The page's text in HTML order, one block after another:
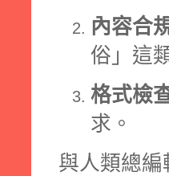
內容合
俗」這
格式檢
求。
與人類總